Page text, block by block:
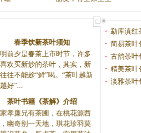
春季饮新茶叶须知
前夕是春茶上市时节，许多
欢买新炒的茶叶，其实，新
往不能趁“鲜”喝。“茶叶越新
好”...
茶叶书籍《茶解》介绍
孝廉兄有茶圃，在桃花源西
幽奇别一天地，琪花珍羽莫
勐库滇红
简易茶叶
古韵茶叶
精美茶叶
淡雅茶叶